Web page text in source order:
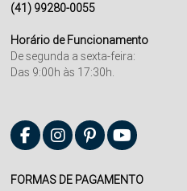
(41) 99280-0055
Horário de Funcionamento
De segunda a sexta-feira:
Das 9:00h às 17:30h.
FORMAS DE PAGAMENTO